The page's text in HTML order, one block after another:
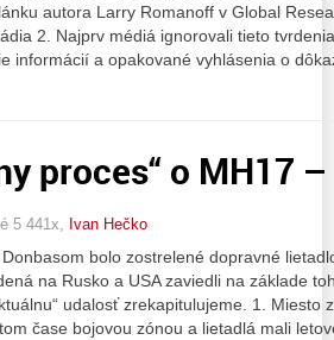
autora Larry Romanoff v Global
2. Najprv médiá ignorovali tieto
informácií a opakované vyhlásenia o
proces“ o MH17
5 441x, Ivan Hečko
bolo zostrelené dopravné
na Rusko a USA zaviedli na základe
udalosť zrekapitulujeme. 1. Miesto
čase bojovou zónou a lietadlá mali